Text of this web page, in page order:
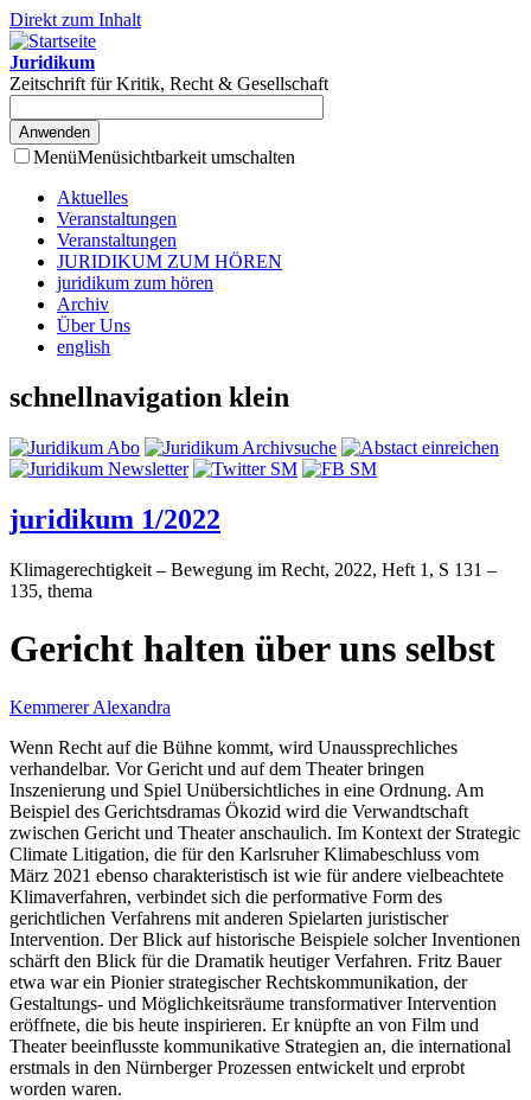
Direkt zum Inhalt
Juridikum
Zeitschrift für Kritik, Recht & Gesellschaft
MenüMenüsichtbarkeit umschalten
Aktuelles
Veranstaltungen
Veranstaltungen
JURIDIKUM ZUM HÖREN
juridikum zum hören
Archiv
Über Uns
english
schnellnavigation klein
juridikum 1/2022
Klimagerechtigkeit – Bewegung im Recht, 2022, Heft 1, S 131 –
135, thema
Gericht halten über uns selbst
Kemmerer Alexandra
Wenn Recht auf die Bühne kommt, wird Unaussprechliches
verhandelbar. Vor Gericht und auf dem Theater bringen
Inszenierung und Spiel Unübersichtliches in eine Ordnung. Am
Beispiel des Gerichtsdramas Ökozid wird die Verwandtschaft
zwischen Gericht und Theater anschaulich. Im Kontext der Strategic
Climate Litigation, die für den Karlsruher Klimabeschluss vom
März 2021 ebenso charakteristisch ist wie für andere vielbeachtete
Klimaverfahren, verbindet sich die performative Form des
gerichtlichen Verfahrens mit anderen Spielarten juristischer
Intervention. Der Blick auf historische Beispiele solcher Inventionen
schärft den Blick für die Dramatik heutiger Verfahren. Fritz Bauer
etwa war ein Pionier strategischer Rechtskommunikation, der
Gestaltungs- und Möglichkeitsräume transformativer Intervention
eröffnete, die bis heute inspirieren. Er knüpfte an von Film und
Theater beeinflusste kommunikative Strategien an, die international
erstmals in den Nürnberger Prozessen entwickelt und erprobt
worden waren.